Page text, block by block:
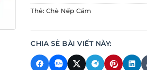
Thẻ: Chè Nếp Cẩm
CHIA SẺ BÀI VIẾT NÀY: